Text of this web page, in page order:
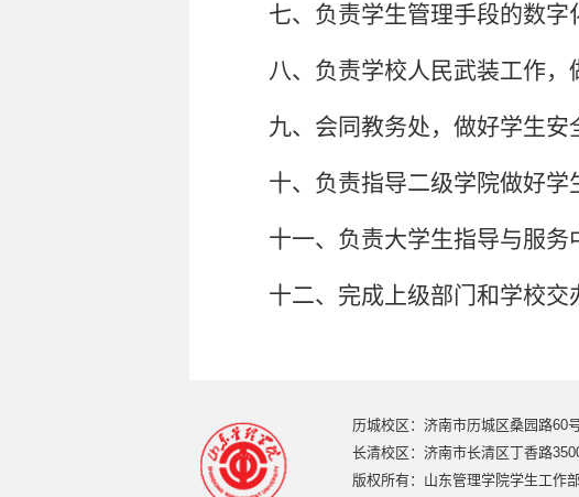
七、负责学生管理手段的数字
八、负责学校人民武装工作
九、会同教务处，做好学生安
十、负责指导二级学院做好学
十一、负责大学生指导与服务
十二、完成上级部门和学校交
历城校区：济南市历城区桑园
长清校区：济南市长清区丁香路
版权所有：山东管理学院学生工作